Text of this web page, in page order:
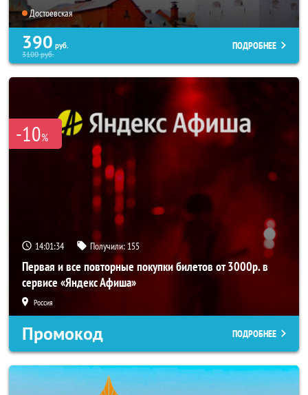
Достоевская
390 руб.
3100руб.
ПОДРОБНЕЕ
-10%
14:01:32 Получили: 155
Первая и все повторные покупки билетов от 3000р. в
сервисе «Яндекс Афиша»
Россия
Промокод ПОДРОБНЕЕ